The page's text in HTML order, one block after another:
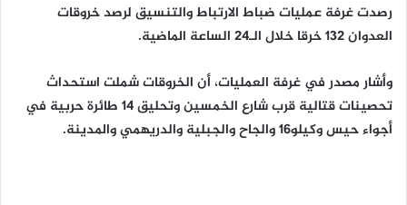
رصدت غرفة عمليات ضباط الارتباط والتنسيق لرصد خروقات
العدوان 132 خرقا خلال الـ24 الساعة الماضية.
وأشار مصدر في غرفة العمليات، أن الخروقات شملت استحداث
تحصينات قتالية قرب شارع الخمسين وتحليق 14 طائرة حربية في
أجواء حيس وكيلو١٦ والجاح والجبلية والدريهمي والمدينة.